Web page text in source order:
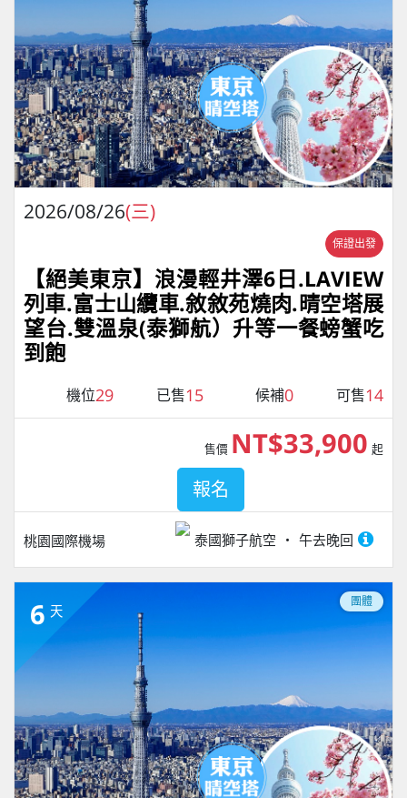
2026/08/26(三)
保證出發
【絕美東京】浪漫輕井澤6日.LAVIEW
列車.富士山纜車.敘敘苑燒肉.晴空塔展
望台.雙溫泉(泰獅航）升等一餐螃蟹吃
到飽
機位29 已售15 候補0 可售14
桃園國際機場 泰國獅子航空 午去晚回
售價 NT$33,900 起
報名
6 天
團體